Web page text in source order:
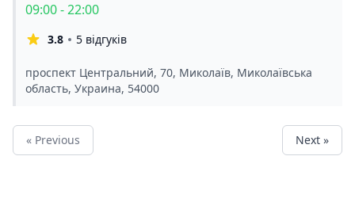
09:00 - 22:00
3.8 5 відгуків
проспект Центральний, 70, Миколаїв, Миколаївська
область, Украина, 54000
« Previous Next »